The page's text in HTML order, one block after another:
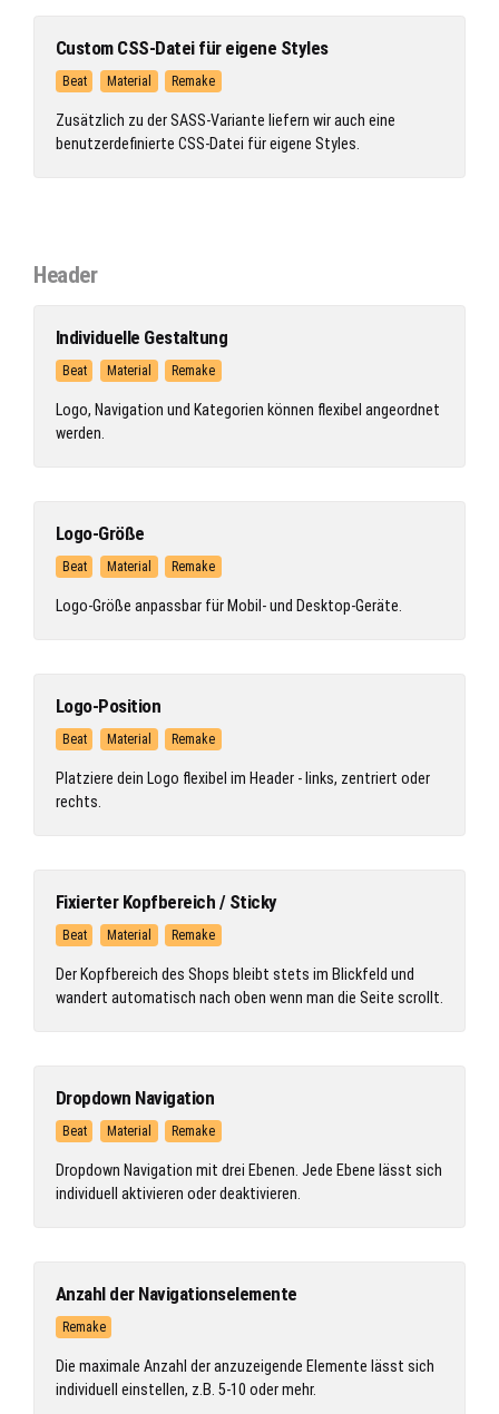
Custom CSS-Datei für eigene Styles
Beat Material Remake
Zusätzlich zu der SASS-Variante liefern wir auch eine
benutzerdefinierte CSS-Datei für eigene Styles.
Header
Individuelle Gestaltung
Beat Material Remake
Logo, Navigation und Kategorien können flexibel angeordnet
werden.
Logo-Größe
Beat Material Remake
Logo-Größe anpassbar für Mobil- und Desktop-Geräte.
Logo-Position
Beat Material Remake
Platziere dein Logo flexibel im Header - links, zentriert oder
rechts.
Fixierter Kopfbereich / Sticky
Beat Material Remake
Der Kopfbereich des Shops bleibt stets im Blickfeld und
wandert automatisch nach oben wenn man die Seite scrollt.
Dropdown Navigation
Beat Material Remake
Dropdown Navigation mit drei Ebenen. Jede Ebene lässt sich
individuell aktivieren oder deaktivieren.
Anzahl der Navigationselemente
Remake
Die maximale Anzahl der anzuzeigende Elemente lässt sich
individuell einstellen, z.B. 5-10 oder mehr.